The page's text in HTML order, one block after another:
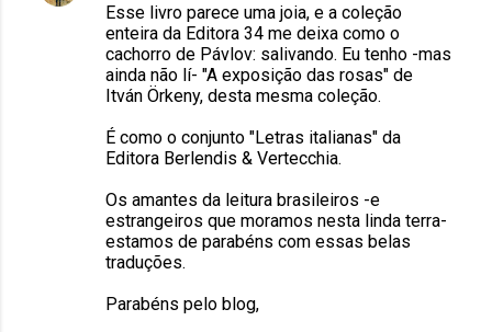
Esse livro parece uma joia, e a coleção
enteira da Editora 34 me deixa como o
cachorro de Pávlov: salivando. Eu tenho -mas
ainda não lí- "A exposição das rosas" de
Itván Örkeny, desta mesma coleção.
É como o conjunto "Letras italianas" da
Editora Berlendis & Vertecchia.
Os amantes da leitura brasileiros -e
estrangeiros que moramos nesta linda terra-
estamos de parabéns com essas belas
traduções.
Parabéns pelo blog,